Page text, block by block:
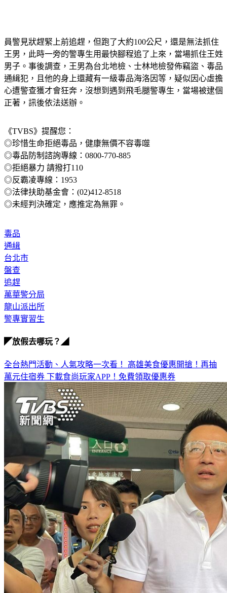
員警見狀趕緊上前追趕，但跑了大約100公尺，還是無法抓住
王男，此時一旁的警專生用最快腳程追了上來，當場抓住王姓
男子。事後調查，王男為台北地檢、士林地檢發佈竊盜、毒品
通緝犯，且他的身上還藏有一級毒品海洛因等，疑似因心虛擔
心遭警查獲才會狂奔，沒想到遇到飛毛腿警專生，當場被逮個
《TVBS》提醒您：
◎珍惜生命拒絕毒品，健康無價不容毒噬
◎毒品防制諮詢專線：0800-770-885
◎拒絕暴力 請撥打110
◎反霸凌專線：1953
◎法律扶助基金會：(02)412-8518
毒品
通緝
台北市
盤查
追趕
萬華警分局
龍山派出所
全台熱門活動、人氣攻略一次看！高雄美食優惠開搶！再抽
萬元住宿券下載食尚玩家APP！免費領取優惠券